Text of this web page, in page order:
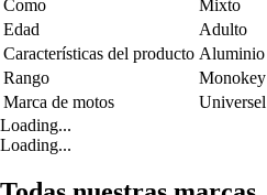
Como
Mixto
Edad
Adulto
Características del producto Aluminio
Rango
Monokey
Marca de motos
Universel
Loading...
Loading...